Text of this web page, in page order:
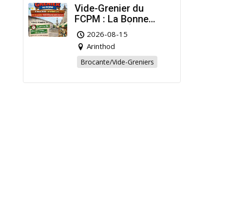
Vide-Grenier du
FCPM : La Bonne
Affaire de l’Été à
Arinthod !
2026-08-15
Arinthod
Brocante/Vide-Greniers